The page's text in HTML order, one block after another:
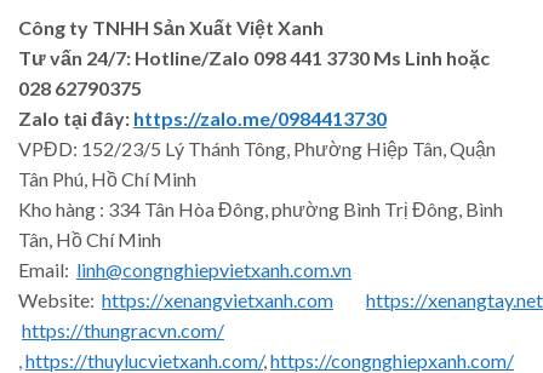
Công ty TNHH Sản Xuất Việt Xanh
Tư vấn 24/7: Hotline/Zalo 098 441 3730 Ms Linh hoặc
028 62790375
Zalo tại đây: https://zalo.me/0984413730
VPĐD: 152/23/5 Lý Thánh Tông, Phường Hiệp Tân, Quận
Tân Phú, Hồ Chí Minh
Kho hàng : 334 Tân Hòa Đông, phường Bình Trị Đông, Bình
Tân, Hồ Chí Minh
Email: linh@congnghiepvietxanh.com.vn
Website: https://xenangvietxanh.com
https://xenangtay.net
https://thungracvn.com/
,https://thuylucvietxanh.com/,https://congnghiepxanh.com/